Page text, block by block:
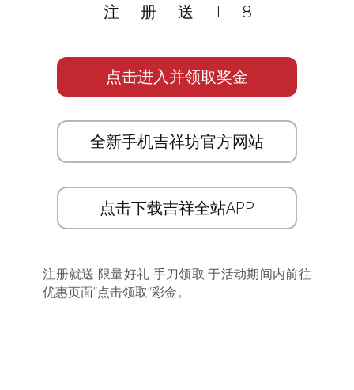
注册送18
点击进入并领取奖金
全新手机吉祥坊官方网站
点击下载吉祥全站APP
注册就送 限量好礼 手刀领取 于活动期间内前往
优惠页面”点击领取”彩金。